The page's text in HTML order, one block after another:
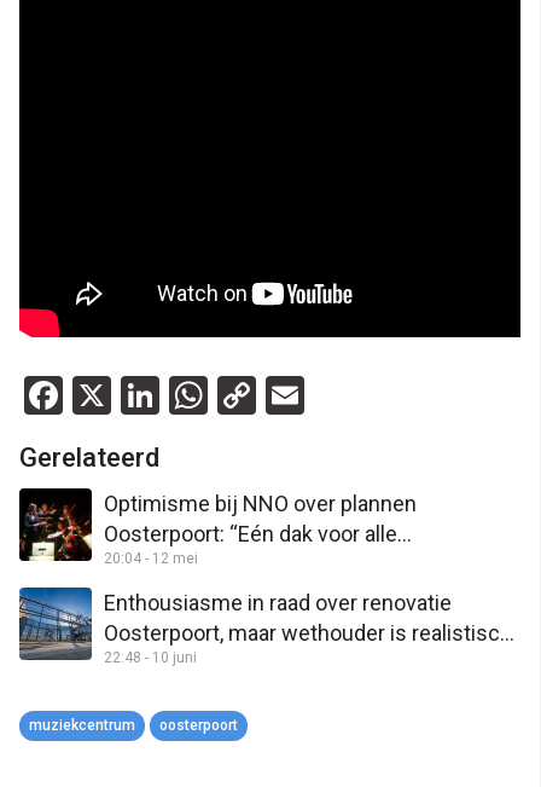
Facebook
X LinkedIn
WhatsApp
Copy
Gerelateerd
Optimisme bij NNO over plannen
Oosterpoort: “Eén dak voor alle
muziekgenres is de krachtigste weg”
20:04 - 12 mei
Enthousiasme in raad over renovatie
Oosterpoort, maar wethouder is realistisch:
“Onderschat niet wat we gaan doen”
22:48 - 10 juni
muziekcentrum oosterpoort